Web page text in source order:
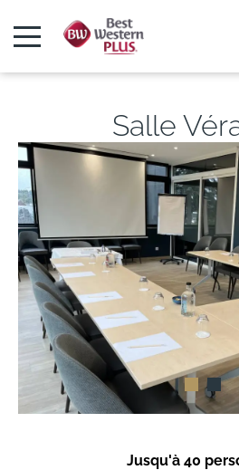
Salle
Jusqu'à 40